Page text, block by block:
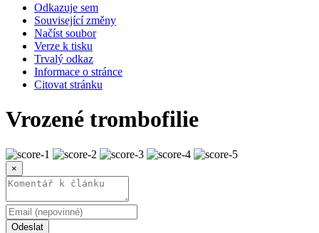
Odkazuje sem
Související změny
Načíst soubor
Verze k tisku
Trvalý odkaz
Informace o stránce
Citovat stránku
Vrozené trombofilie
×
Odeslat